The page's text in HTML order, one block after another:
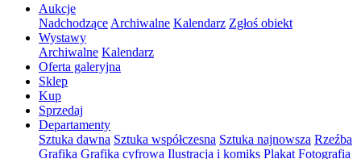
Aukcje
Nadchodzące Archiwalne Kalendarz Zgłoś obiekt
Wystawy
Archiwalne Kalendarz
Oferta galeryjna
Sklep
Kup
Sprzedaj
Departamenty
Sztuka dawna Sztuka współczesna Sztuka najnowsza Rzeźba
Grafika Grafika cyfrowa Ilustracja i komiks Plakat Fotografia